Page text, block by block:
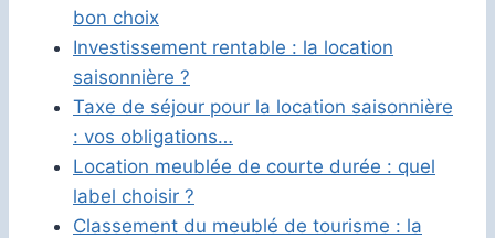
bon choix
Investissement rentable : la location
saisonnière ?
Taxe de séjour pour la location saisonnière
: vos obligations…
Location meublée de courte durée : quel
label choisir ?
Classement du meublé de tourisme : la